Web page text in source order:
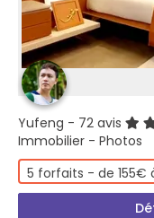
Yufeng - 72 avis
Immobilier - Photos
5 forfaits - de 155€